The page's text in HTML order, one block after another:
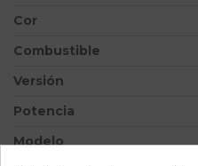
Cor
Combustible
Versión
Potencia
Modelo